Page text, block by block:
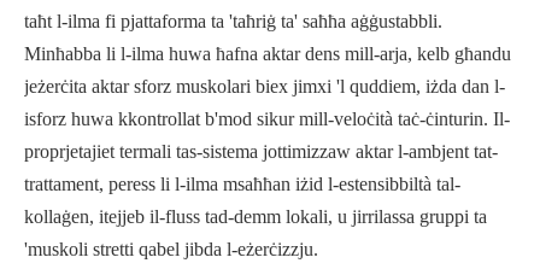
taħt l-ilma fi pjattaforma ta 'taħriġ ta' saħħa aġġustabbli.
Minħabba li l-ilma huwa ħafna aktar dens mill-arja, kelb għandu
jeżerċita aktar sforz muskolari biex jimxi 'l quddiem, iżda dan l-
isforz huwa kkontrollat ​​b'mod sikur mill-veloċità taċ-ċinturin. Il-
proprjetajiet termali tas-sistema jottimizzaw aktar l-ambjent tat-
trattament, peress li l-ilma msaħħan iżid l-estensibbiltà tal-
kollaġen, itejjeb il-fluss tad-demm lokali, u jirrilassa gruppi ta
'muskoli stretti qabel jibda l-eżerċizzju.